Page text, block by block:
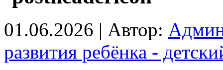
01.06.2026 | Автор:
развития ребёнка -